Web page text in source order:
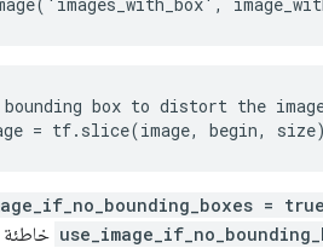
box to distort the
= tf.slice(image, begin, size)
= true
خاطئة